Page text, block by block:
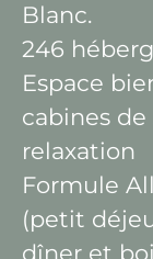
Blanc.
246
Espace
cabines de
relaxation
Formule
(petit
dîner et